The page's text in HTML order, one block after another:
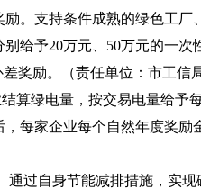
。支持条件成熟的绿色工厂
给予20万元、50万元的一次
奖励。（责任单位：市工信局
算绿电量，按交易电量给予
每家企业每个自然年度奖励
通过自身节能减排措施，实